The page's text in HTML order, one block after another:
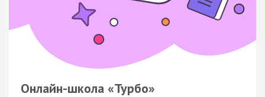
Онлайн-школа «Турбо»